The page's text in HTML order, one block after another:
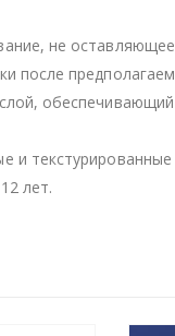
не
после
и
лет.